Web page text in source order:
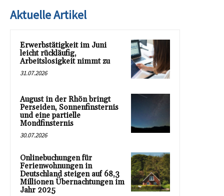
Aktuelle Artikel
Erwerbstätigkeit im Juni
leicht rückläufig,
Arbeitslosigkeit nimmt zu
31.07.2026
August in der Rhön bringt
Perseiden, Sonnenfinsternis
und eine partielle
Mondfinsternis
30.07.2026
Onlinebuchungen für
Ferienwohnungen in
Deutschland steigen auf 68,3
Millionen Übernachtungen im
Jahr 2025